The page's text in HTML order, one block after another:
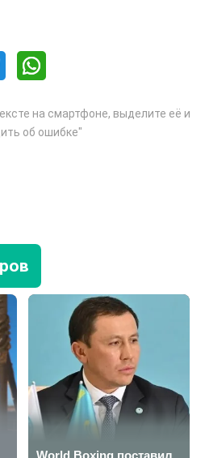
на смартфоне, выделите её и
об ошибке"